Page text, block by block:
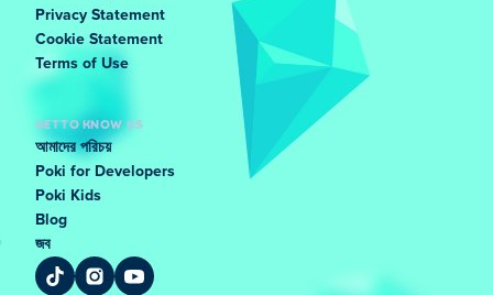
Privacy Statement
Cookie Statement
Terms of Use
GET TO KNOW US
আমাদের পরিচয়
Poki for Developers
Poki Kids
Blog
জব